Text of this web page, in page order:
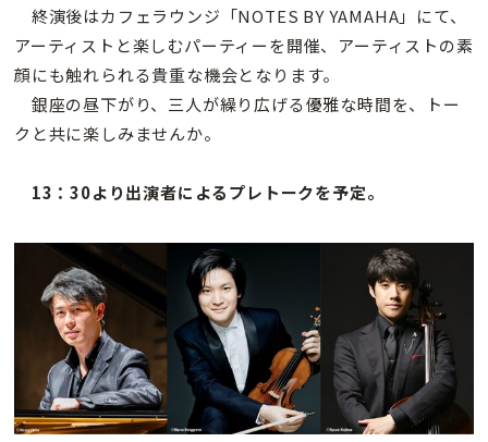
終演後はカフェラウンジ「NOTES BY YAMAHA」にて、
アーティストと楽しむパーティーを開催、アーティストの素
顔にも触れられる貴重な機会となります。
銀座の昼下がり、三人が繰り広げる優雅な時間を、トー
クと共に楽しみませんか。
13：30より出演者によるプレトークを予定。